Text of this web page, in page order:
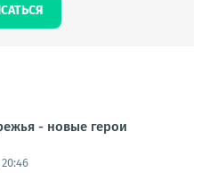
- новые герои